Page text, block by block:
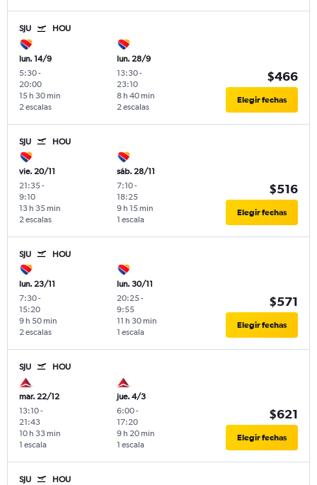
SJU HOU
lun. 14/9
5:30-
20:00
2 escalas
15 h 30 min
lun. 28/9
13:30-
23:10
2 escalas
8 h 40 min
$466
Elegir fechas
SJU HOU
vie. 20/11
21:35-
9:10
2 escalas
13 h 35 min
sáb. 28/11
7:10-
18:25
1 escala
9 h 15 min
$516
Elegir fechas
SJU HOU
lun. 23/11
7:30-
15:20
2 escalas
9 h 50 min
lun. 30/11
20:25-
9:55
1 escala
11 h 30 min
$571
Elegir fechas
SJU HOU
mar. 22/12
13:10-
21:43
1 escala
10 h 33 min
jue. 4/3
6:00-
17:20
1 escala
9 h 20 min
$621
Elegir fechas
SJU HOU